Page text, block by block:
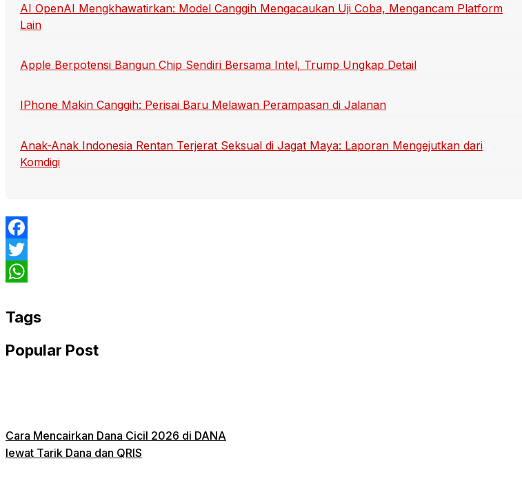
AI OpenAI Mengkhawatirkan: Model Canggih Mengacaukan Uji Coba, Mengancam Platform
Lain
Apple Berpotensi Bangun Chip Sendiri Bersama Intel, Trump Ungkap Detail
IPhone Makin Canggih: Perisai Baru Melawan Perampasan di Jalanan
Anak-Anak Indonesia Rentan Terjerat Seksual di Jagat Maya: Laporan Mengejutkan dari
Komdigi
Facebook
Twitter
Tags
Popular Post
Cara Mencairkan Dana Cicil 2026 di DANA
lewat Tarik Dana dan QRIS